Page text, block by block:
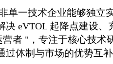
单一技术企业能够独
eVTOL 起降点建设
者 "，专注于核心技
体制与市场的优势互